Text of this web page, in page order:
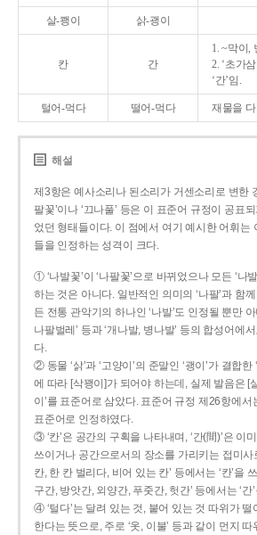
살-쾡이 삵-괭이
칸 간
1. ~막이,
2. ‘초가
‘간’임.
털어-먹다 떨어-먹다 재물을
해설
제3항은 예사소리나 된소리가 거센소리로 변한
팔꽃’이나 ‘끄나풀’ 등은 이 표준어 규정이 공표
었던 형태들이다. 이 점에서 여기 예시한 어휘는
들을 인정하는 성격이 크다.
① ‘나발꽃’이 ‘나팔꽃’으로 바뀌었으나 모든 ‘나
하는 것은 아니다. 일반적인 의미의 ‘나팔’과 함
든 전통 관악기의 하나인 ‘나발’도 인정될 뿐만
나팔벌레’ 등과 ‘개나발, 병나발’ 등의 합성어에
다.
② 동물 ‘삵’과 ‘고양이’의 준말인 ‘괭이’가 결합한
에 따라 [삭꽹이]가 되어야 하는데, 실제 발음은 [
이’를 표준어로 삼았다. 표준어 규정 제26항에서
표준어로 인정하였다.
③ ‘칸’은 공간의 구획을 나타내며, ‘간(間)’은 이
쓰이거나 공간으로서의 장소를 가리키는 접미사
칸, 한 칸 벌리다, 비어 있는 칸’ 등에서는 ‘칸’을
구간, 방앗간, 외양간, 푸줏간, 헛간’ 등에서는 ‘간
④ ‘털다’는 달려 있는 것, 붙어 있는 것 따위가
한다는 뜻으로, 주로 ‘옷, 이불’ 등과 같이 먼지